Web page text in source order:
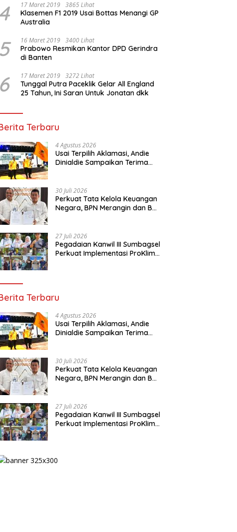
4 17 Maret 2019 3865 Lihat
Klasemen F1 2019 Usai Bottas Menangi GP
Australia
5 16 Maret 2019 3400 Lihat
Prabowo Resmikan Kantor DPD Gerindra
di Banten
6 17 Maret 2019 3272 Lihat
Tunggal Putra Paceklik Gelar All England
25 Tahun, Ini Saran Untuk Jonatan dkk
Terbaru
4 Agustus 2026
Usai Terpilih Aklamasi, Andie
Dinialdie Sampaikan Terima
30 Juli 2026
Perkuat Tata Kelola Keuangan
Negara, BPN Merangin dan BRI
27 Juli 2026
Pegadaian Kanwil III Sumbagsel
Perkuat Implementasi ProKlim
Terbaru
4 Agustus 2026
Usai Terpilih Aklamasi, Andie
Dinialdie Sampaikan Terima
30 Juli 2026
Perkuat Tata Kelola Keuangan
Negara, BPN Merangin dan BRI
27 Juli 2026
Pegadaian Kanwil III Sumbagsel
Perkuat Implementasi ProKlim